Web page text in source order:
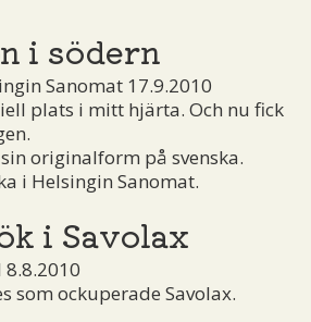
i södern
Sanomat 17.9.2010
plats i mitt hjärta. Och nu fick
originalform på svenska.
i Helsingin Sanomat.
i Savolax
som ockuperade Savolax.